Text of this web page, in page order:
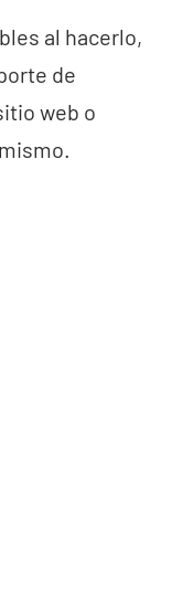
al hacerlo,
de
web o